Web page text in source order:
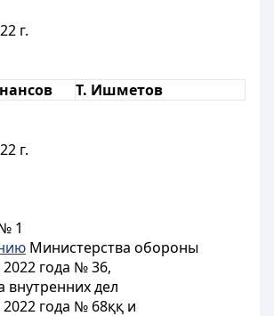
г.
Т. Ишметов
г.
1
Министерства обороны
года № 36,
внутренних дел
года № 68ққ и